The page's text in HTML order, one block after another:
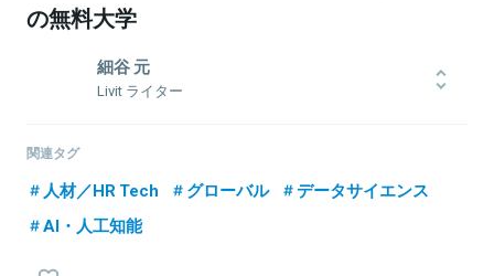
の無料大学
細谷 元
Livit ライター
ウォッチ。仮想通貨、ドローン、金融工学、機械学習など実践を通
関連情報をみる
関連タグ
人材／HR Tech グローバル
データサイエンス
AI・人工知能